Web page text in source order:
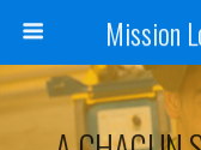
Mission